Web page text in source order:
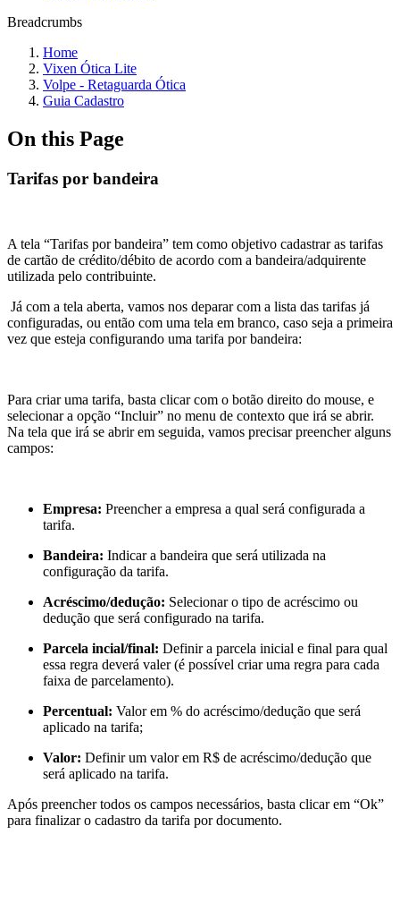
Breadcrumbs
Home
Vixen Ótica Lite
Volpe - Retaguarda Ótica
Guia Cadastro
On this Page
Tarifas por bandeira
A tela “Tarifas por bandeira” tem como objetivo cadastrar as tarifas
de cartão de crédito/débito de acordo com a bandeira/adquirente
utilizada pelo contribuinte.
Já com a tela aberta, vamos nos deparar com a lista das tarifas já
configuradas, ou então com uma tela em branco, caso seja a primeira
vez que esteja configurando uma tarifa por bandeira:
Para criar uma tarifa, basta clicar com o botão direito do mouse, e
selecionar a opção “Incluir” no menu de contexto que irá se abrir.
Na tela que irá se abrir em seguida, vamos precisar preencher alguns
campos:
Empresa: Preencher a empresa a qual será configurada a
tarifa.
Bandeira: Indicar a bandeira que será utilizada na
configuração da tarifa.
Acréscimo/dedução: Selecionar o tipo de acréscimo ou
dedução que será configurado na tarifa.
Parcela incial/final: Definir a parcela inicial e final para qual
essa regra deverá valer (é possível criar uma regra para cada
faixa de parcelamento).
Percentual: Valor em % do acréscimo/dedução que será
aplicado na tarifa;
Valor: Definir um valor em R$ de acréscimo/dedução que
será aplicado na tarifa.
Após preencher todos os campos necessários, basta clicar em “Ok”
para finalizar o cadastro da tarifa por documento.